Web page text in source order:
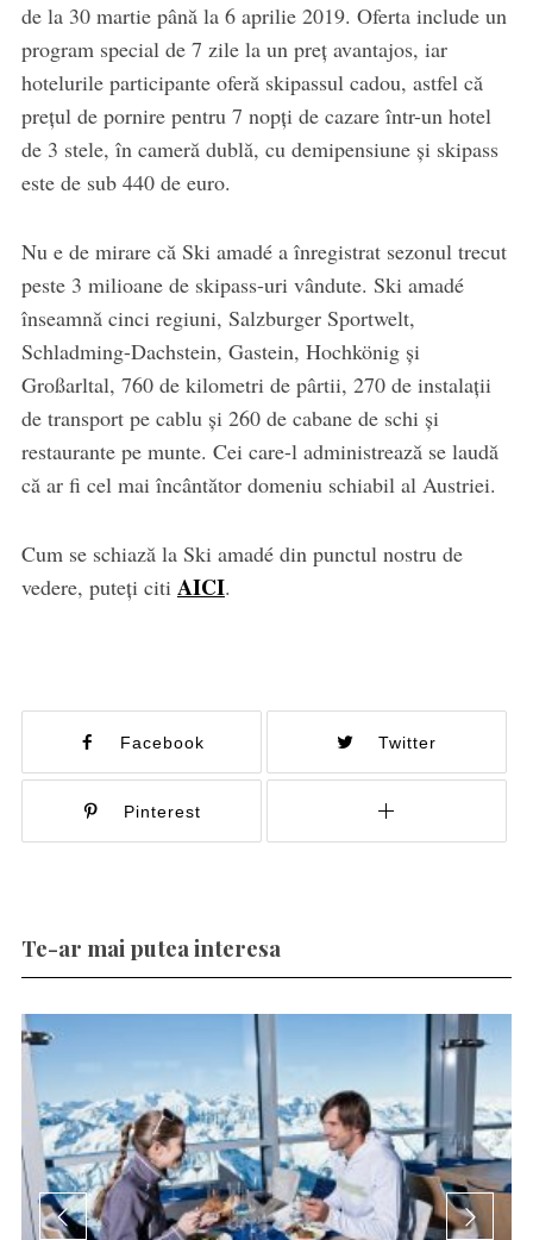
de la 30 martie până la 6 aprilie 2019. Oferta include un
program special de 7 zile la un preț avantajos, iar
hotelurile participante oferă skipassul cadou, astfel că
prețul de pornire pentru 7 nopți de cazare într-un hotel
de 3 stele, în cameră dublă, cu demipensiune și skipass
este de sub 440 de euro.
Nu e de mirare că Ski amadé a înregistrat sezonul trecut
peste 3 milioane de skipass-uri vândute. Ski amadé
înseamnă cinci regiuni, Salzburger Sportwelt,
Schladming-Dachstein, Gastein, Hochkönig și
Großarltal, 760 de kilometri de pârtii, 270 de instalații
de transport pe cablu și 260 de cabane de schi și
restaurante pe munte. Cei care-l administrează se laudă
că ar fi cel mai încântător domeniu schiabil al Austriei.
Cum se schiază la Ski amadé din punctul nostru de
vedere, puteți citi AICI.
Facebook Twitter
Pinterest
Te-ar mai putea interesa